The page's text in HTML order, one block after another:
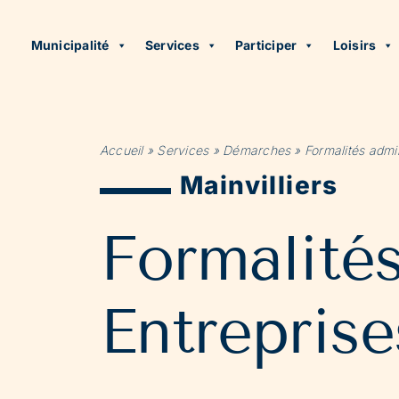
Municipalité Services Participer Loisirs
Accueil» Services» Démarches» Formalités
Mainvilliers